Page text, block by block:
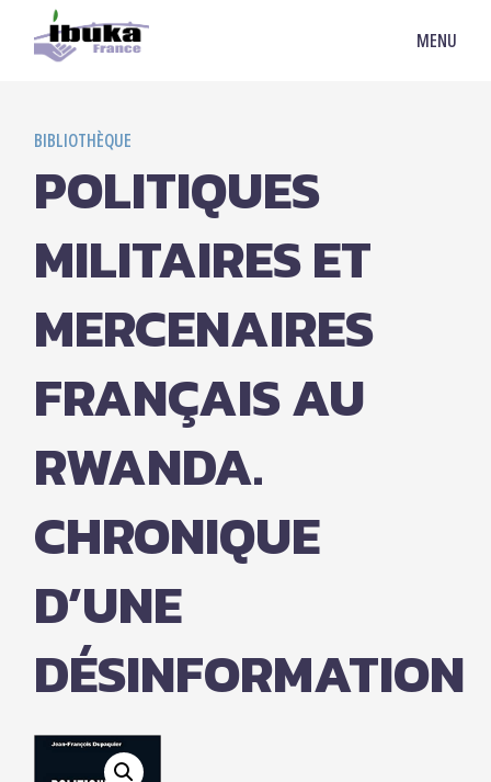
MENU
BIBLIOTHÈQUE
POLITIQUES
MILITAIRES ET
MERCENAIRES
FRANÇAIS AU
RWANDA.
CHRONIQUE
D’UNE
DÉSINFORMATION